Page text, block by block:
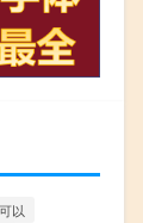
以